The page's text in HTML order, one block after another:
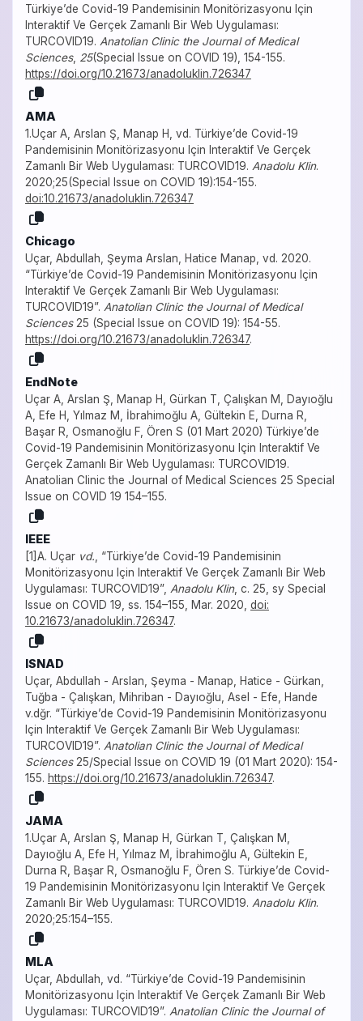
Türkiye’de Covid-19 Pandemisinin Monitörizasyonu Için
Interaktif Ve Gerçek Zamanlı Bir Web Uygulaması:
TURCOVID19. Anatolian Clinic the Journal of Medical
Sciences, 25(Special Issue on COVID 19), 154-155.
https://doi.org/10.21673/anadoluklin.726347
AMA
1.Uçar A, Arslan Ş, Manap H, vd. Türkiye’de Covid-19
Pandemisinin Monitörizasyonu Için Interaktif Ve Gerçek
Zamanlı Bir Web Uygulaması: TURCOVID19. Anadolu Klin.
2020;25(Special Issue on COVID 19):154-155.
doi:10.21673/anadoluklin.726347
Chicago
Uçar, Abdullah, Şeyma Arslan, Hatice Manap, vd. 2020.
“Türkiye’de Covid-19 Pandemisinin Monitörizasyonu Için
Interaktif Ve Gerçek Zamanlı Bir Web Uygulaması:
TURCOVID19”. Anatolian Clinic the Journal of Medical
Sciences25 (Special Issue on COVID 19): 154-55.
https://doi.org/10.21673/anadoluklin.726347.
EndNote
Uçar A, Arslan Ş, Manap H, Gürkan T, Çalışkan M, Dayıoğlu
A, Efe H, Yılmaz M, İbrahimoğlu A, Gültekin E, Durna R,
Başar R, Osmanoğlu F, Ören S (01 Mart 2020) Türkiye’de
Covid-19 Pandemisinin Monitörizasyonu Için Interaktif Ve
Gerçek Zamanlı Bir Web Uygulaması: TURCOVID19.
Anatolian Clinic the Journal of Medical Sciences 25 Special
Issue on COVID 19 154–155.
IEEE
[1]A. Uçar vd. , “Türkiye’de Covid-19 Pandemisinin
Monitörizasyonu Için Interaktif Ve Gerçek Zamanlı Bir Web
Uygulaması: TURCOVID19”, Anadolu Klin, c. 25, sy Special
Issue on COVID 19, ss. 154–155, Mar. 2020, doi:
10.21673/anadoluklin.726347.
ISNAD
Uçar, Abdullah - Arslan, Şeyma - Manap, Hatice - Gürkan,
Tuğba - Çalışkan, Mihriban - Dayıoğlu, Asel - Efe, Hande
v.dğr. “Türkiye’de Covid-19 Pandemisinin Monitörizasyonu
Için Interaktif Ve Gerçek Zamanlı Bir Web Uygulaması:
TURCOVID19”. Anatolian Clinic the Journal of Medical
Sciences25/Special Issue on COVID 19 (01 Mart 2020): 154-
155. https://doi.org/10.21673/anadoluklin.726347.
JAMA
1.Uçar A, Arslan Ş, Manap H, Gürkan T, Çalışkan M,
Dayıoğlu A, Efe H, Yılmaz M, İbrahimoğlu A, Gültekin E,
Durna R, Başar R, Osmanoğlu F, Ören S. Türkiye’de Covid-
19 Pandemisinin Monitörizasyonu Için Interaktif Ve Gerçek
Zamanlı Bir Web Uygulaması: TURCOVID19. Anadolu Klin.
2020;25:154–155.
MLA
Uçar, Abdullah, vd. “Türkiye’de Covid-19 Pandemisinin
Monitörizasyonu Için Interaktif Ve Gerçek Zamanlı Bir Web
Uygulaması: TURCOVID19”. Anatolian Clinic the Journal of